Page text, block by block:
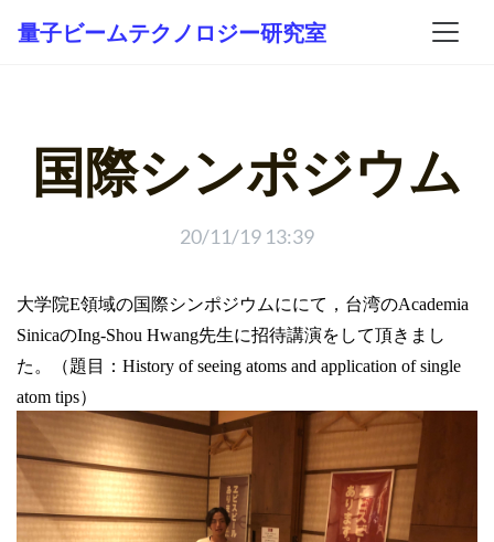
量子ビームテクノロジー研究室
国際シンポジウム
20/11/19 13:39
大学院E領域の国際シンポジウムににて，台湾のAcademia
SinicaのIng-Shou Hwang先生に招待講演をして頂きまし
た。（題目：History of seeing atoms and application of single
atom tips）